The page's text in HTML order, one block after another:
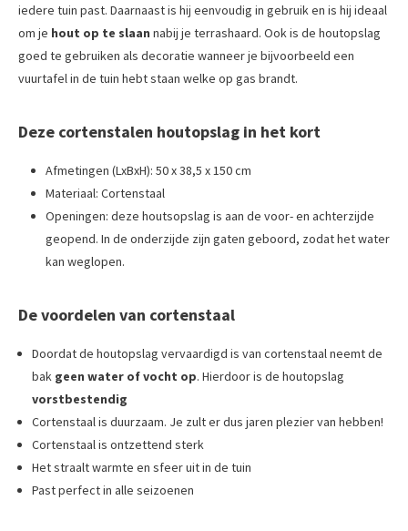
iedere tuin past. Daarnaast is hij eenvoudig in gebruik en is hij ideaal
om je hout op te slaan nabij je terrashaard. Ook is de houtopslag
goed te gebruiken als decoratie wanneer je bijvoorbeeld een
vuurtafel in de tuin hebt staan welke op gas brandt.
Deze cortenstalen houtopslag in het kort
Afmetingen (LxBxH): 50 x 38,5 x 150 cm
Materiaal: Cortenstaal
Openingen: deze houtsopslag is aan de voor- en achterzijde
geopend. In de onderzijde zijn gaten geboord, zodat het water
kan weglopen.
De voordelen van cortenstaal
Doordat de houtopslag vervaardigd is van cortenstaal neemt de
bak geen water of vocht op. Hierdoor is de houtopslag
vorstbestendig
Cortenstaal is duurzaam. Je zult er dus jaren plezier van hebben!
Cortenstaal is ontzettend sterk
Het straalt warmte en sfeer uit in de tuin
Past perfect in alle seizoenen